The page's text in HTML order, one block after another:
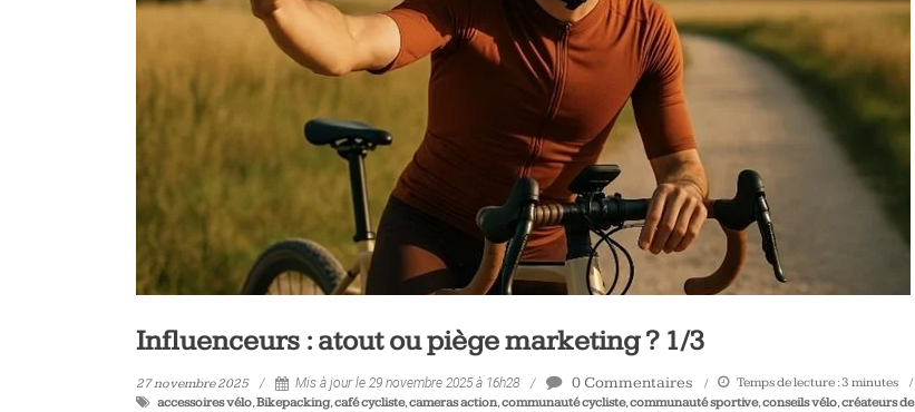
vélo
triathlon
Influenceurs : atout ou piège marketing ? 1/3
27 novembre 2025 Mis à jour le 29 novembre 2025 à 16h28 0 Commentaires Temps de lecture :3 minutes
accessoires vélo,Bikepacking,café cycliste,cameras action,communauté cycliste,communauté sportive,conseils vélo,créateurs de